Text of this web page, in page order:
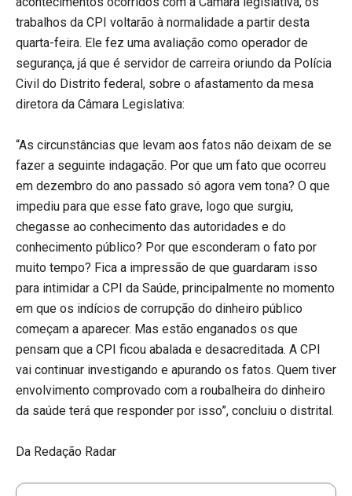
trabalhos da CPI voltarão à normalidade a partir desta
quarta-feira. Ele fez uma avaliação como operador de
segurança, já que é servidor de carreira oriundo da Polícia
Civil do Distrito federal, sobre o afastamento da mesa
diretora da Câmara Legislativa:
“As circunstâncias que levam aos fatos não deixam de se
fazer a seguinte indagação. Por que um fato que ocorreu
em dezembro do ano passado só agora vem tona? O que
impediu para que esse fato grave, logo que surgiu,
chegasse ao conhecimento das autoridades e do
conhecimento público? Por que esconderam o fato por
muito tempo? Fica a impressão de que guardaram isso
para intimidar a CPI da Saúde, principalmente no momento
em que os indícios de corrupção do dinheiro público
começam a aparecer. Mas estão enganados os que
pensam que a CPI ficou abalada e desacreditada. A CPI
vai continuar investigando e apurando os fatos. Quem tiver
envolvimento comprovado com a roubalheira do dinheiro
da saúde terá que responder por isso”, concluiu o distrital.
Da Redação Radar